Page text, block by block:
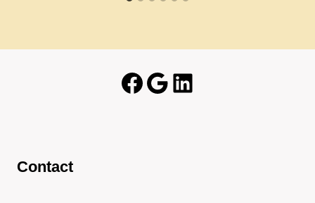
Facebook
Google
LinkedIn
Contact